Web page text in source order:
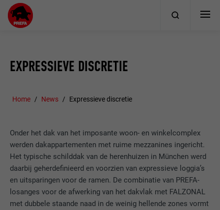
EXPRESSIEVE DISCRETIE
Home News Expressieve discretie
Onder het dak van het imposante woon- en winkelcomplex
werden dakappartementen met ruime mezzanines ingericht.
Het typische schilddak van de herenhuizen in München werd
daarbij geherdefinieerd en voorzien van expressieve loggia’s
en uitsparingen voor de ramen. De combinatie van PREFA-
losanges voor de afwerking van het dakvlak met FALZONAL
met dubbele staande naad in de weinig hellende zones vormt